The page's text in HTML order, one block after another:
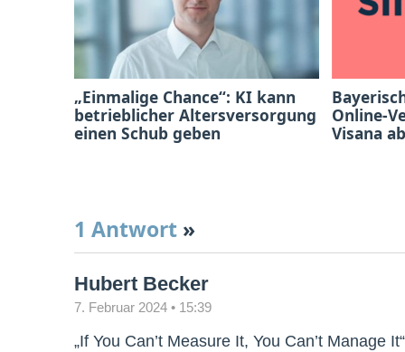
„Einmalige Chance“: KI kann
betrieblicher Altersversorgung
einen Schub geben
Online-
Visana ab
1 Antwort »
Hubert Becker
7. Februar 2024 • 15:39
„If You Can’t Measure It, You Can’t Manage